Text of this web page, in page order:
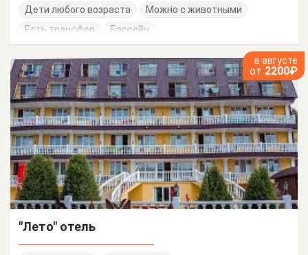
Дети любого возраста
Можно с животными
Есть трансфер
Бассейн
в августе
от 2200₽
"Лето" отель